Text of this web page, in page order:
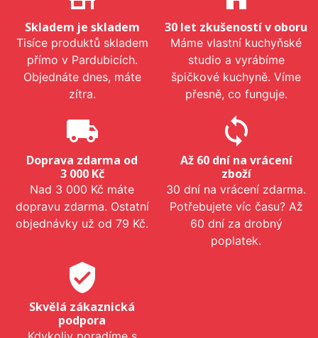
Skladem je skladem
Tisíce produktů skladem
přímo v Pardubicích.
Objednáte dnes, máte
zítra.
30 let zkušeností v oboru
Máme vlastní kuchyňské
studio a vyrábíme
špičkové kuchyně. Víme
přesně, co funguje.
local_shipping
Doprava zdarma od
3 000 Kč
Nad 3 000 Kč máte
dopravu zdarma. Ostatní
objednávky už od 79 Kč.
sync
Až 60 dní na vrácení
zboží
30 dní na vrácení zdarma.
Potřebujete víc času? Až
60 dní za drobný
poplatek.
verified_user
Skvělá zákaznická
podpora